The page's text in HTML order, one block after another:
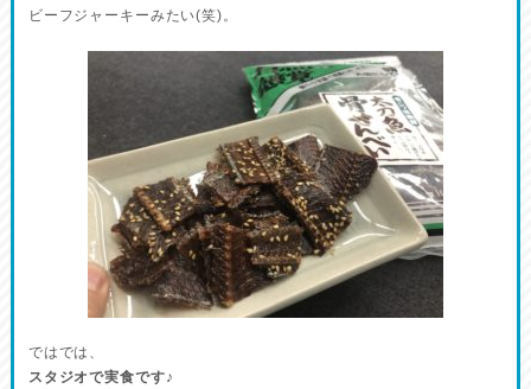
ビーフジャーキーみたい(笑)。
ではでは、
スタジオで実食です♪